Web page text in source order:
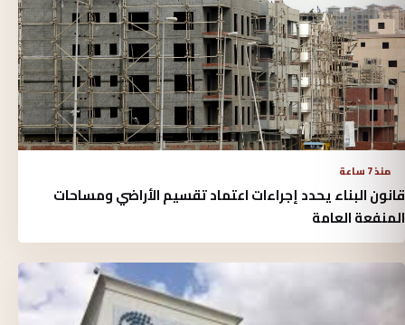
منذ 7 ساعة
قانون البناء يحدد إجراءات اعتماد تقسيم الأراضي ومساحات
المنفعة العامة